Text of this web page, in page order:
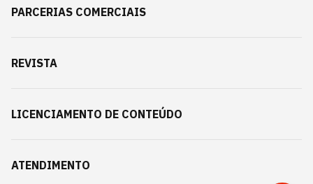
PARCERIAS COMERCIAIS
REVISTA
LICENCIAMENTO DE CONTEÚDO
ATENDIMENTO